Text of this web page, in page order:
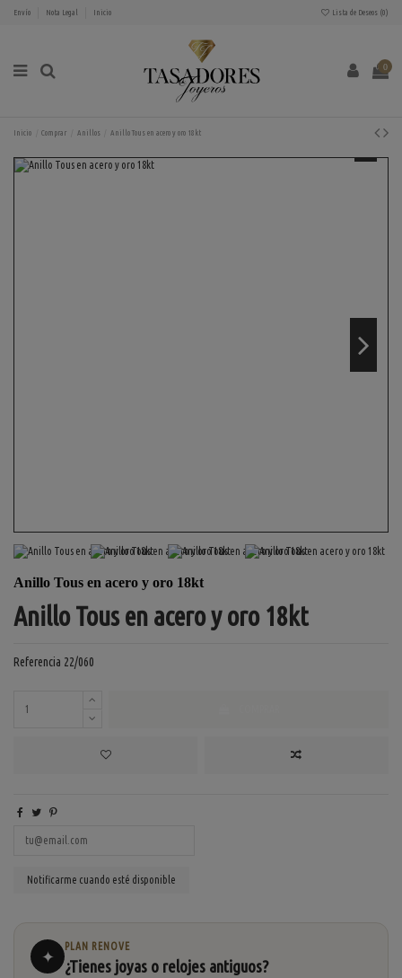
Envío Nota Legal Inicio Lista de Deseos (0)
0
Inicio Comprar Anillos Anillo Tous en acero y oro 18kt
Anillo Tous en acero y oro 18kt
Anillo Tous en acero y oro 18kt
Referencia 22/060
✦
PLAN RENOVE
¿Tienes joyas o relojes antiguos?